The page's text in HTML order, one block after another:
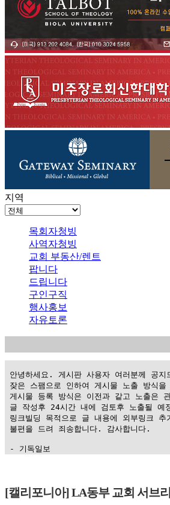
지역
목회자청빙
사역자청빙
교회 부동산/렌트
팝니다
드립니다
구인구직
행사홍보
자유토론
안녕하세요. 게시판 사용자 여러분께 공지
잦은 스팸으로 인하여 게시물 노출 방식을
게시물 등록 방식은 이전과 같고 노출은
글 작성후 24시간 내에 검토후 노출될 예
링크빌딩 목적으로 글 내용에 외부링크
불편을 드려 죄송합니다. 감사합니다.
- 기독일보
만
[캘리포니아] LA동부 교회 서브